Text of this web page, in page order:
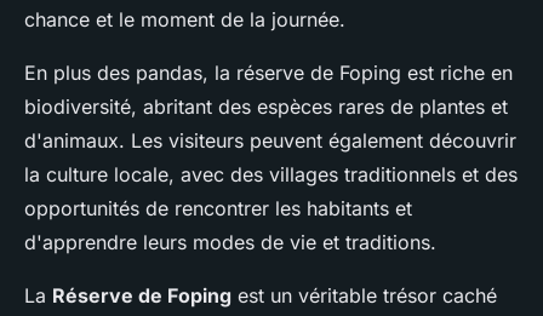
chance et le moment de la journée.
En plus des pandas, la réserve de Foping est riche en
biodiversité, abritant des espèces rares de plantes et
d'animaux. Les visiteurs peuvent également découvrir
la culture locale, avec des villages traditionnels et des
opportunités de rencontrer les habitants et
d'apprendre leurs modes de vie et traditions.
La Réserve de Foping est un véritable trésor caché